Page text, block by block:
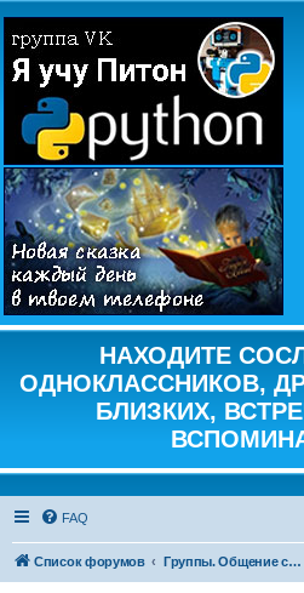
НАХОДИТЕ
ОДНОКЛАССНИКОВ,
БЛИЗКИХ,
FAQ
Список форумов Группы. Общение сослуживцев